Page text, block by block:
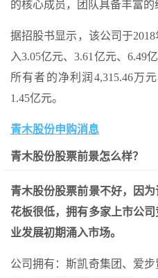
的核心成员，团队具备丰富的
据招股书显示，该公司于
入3.05亿元、3.61亿元、6.49
所有者的净利润4,315.46万
1.45亿元。
青木股份申购消息
青木股份股票前景怎么样？
青木股份股票前景不好，因
花板很低，拥有多家上市公
业发展初期涌入市场。
公司拥有：斯凯奇集团、爱